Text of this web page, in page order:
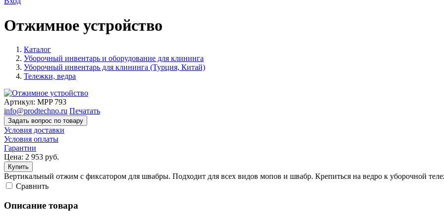
Отжимное устройство
Каталог
Уборочный инвентарь и оборудование для клининга
Уборочный инвентарь для клининга (Турция, Китай)
Тележки, ведра
Артикул: MPP 793
info@prodtechno.ru Печатать
Задать вопрос по товару
Условия доставки
Условия оплаты
Гарантии
Цена: 2 953 руб.
Купить
Вертикальный отжим с фиксатором для швабры. Подходит для всех видов мопов и швабр. Крепиться на ведро к уборочной
Cравнить
Описание товара